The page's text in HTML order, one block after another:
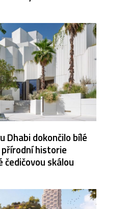
Dhabi dokončilo bílé
historie
čedičovou skálou